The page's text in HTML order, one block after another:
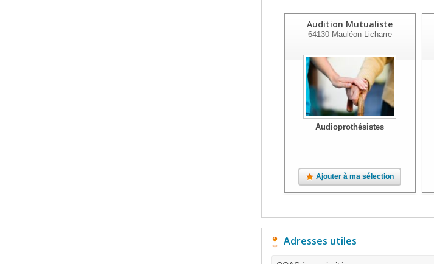
Audition Mutualiste
64130Mauléon-Licharre
Audioprothésistes
Ajouter à ma sélection
Adresses utiles